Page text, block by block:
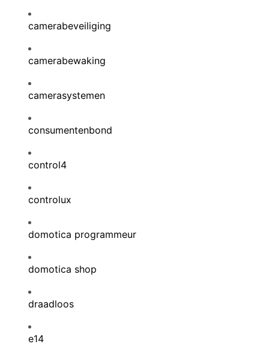
camerabeveiliging
camerabewaking
camerasystemen
consumentenbond
control4
controlux
domotica programmeur
domotica shop
draadloos
e14